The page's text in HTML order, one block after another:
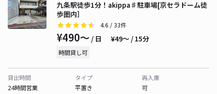
九条駅徒歩1分！akippa♯駐車場[京セラドーム徒
歩圏内］
4.6 / 33件
¥490〜 / 日 ¥49〜 / 15分
時間貸し可
貸出時間
24時間営業
タイプ
平置き
再入庫
可